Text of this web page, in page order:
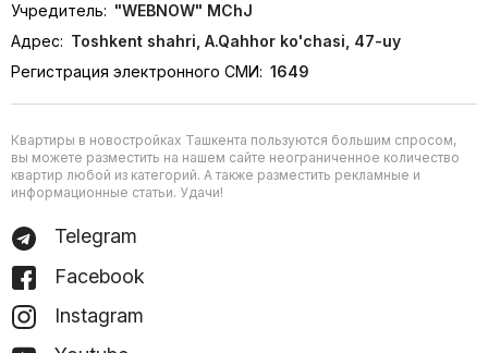
Учредитель: "WEBNOW" MChJ
Адрес: Toshkent shahri, A.Qahhor ko'chasi, 47-uy
Регистрация электронного СМИ: 1649
Квартиры в новостройках Ташкента пользуются большим спросом,
вы можете разместить на нашем сайте неограниченное количество
квартир любой из категорий. А также разместить рекламные и
информационные статьи. Удачи!
Telegram
Facebook
Instagram